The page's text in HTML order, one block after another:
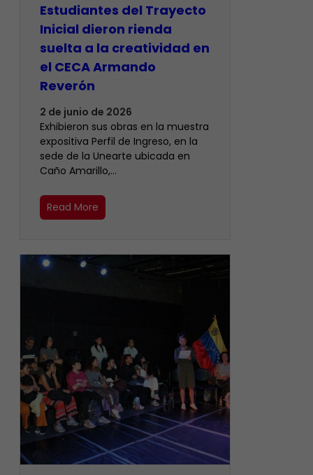
Estudiantes del Trayecto
Inicial dieron rienda
suelta a la creatividad en
el CECA Armando
Reverón
2 de junio de 2026
Exhibieron sus obras en la muestra
expositiva Perfil de Ingreso, en la
sede de la Unearte ubicada en
Caño Amarillo,…
Read More